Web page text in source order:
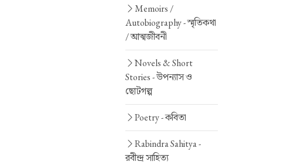
Memoirs /
Autobiography -স্মৃতিকথা
/ আত্মজীবনী
Novels & Short
Stories -উপন্যাস ও
ছোটগল্প
Poetry -কবিতা
Rabindra Sahitya -
রবীন্দ্র সাহিত্য